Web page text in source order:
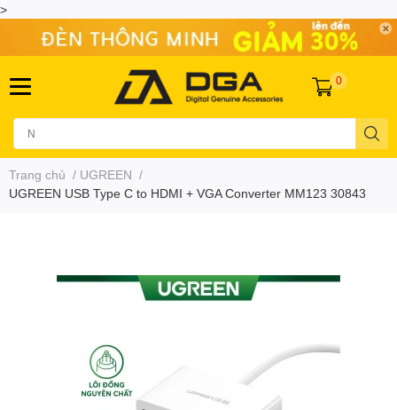
>
0
Trang chủ / UGREEN /
UGREEN USB Type C to HDMI + VGA Converter MM123 30843